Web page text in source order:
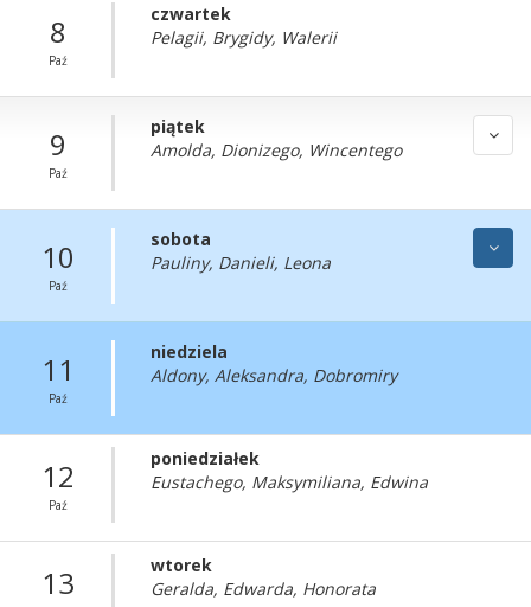
8
Paź
czwartek
Pelagii, Brygidy, Walerii
9
Paź
piątek
Amolda, Dionizego, Wincentego
10
Paź
sobota
Pauliny, Danieli, Leona
11
Paź
niedziela
Aldony, Aleksandra, Dobromiry
12
Paź
poniedziałek
Eustachego, Maksymiliana, Edwina
13
wtorek
Geralda, Edwarda, Honorata